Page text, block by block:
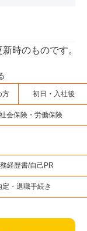
時のものです。
方 初日・入社後
社会保険・労働保険
経歴書/自己PR
定・退職手続き